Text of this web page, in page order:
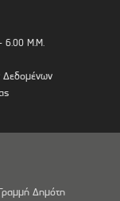
6.00 Μ.Μ.
Δεδομένων
Δημότη